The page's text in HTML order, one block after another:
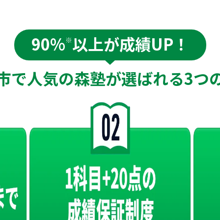
90%※以上が成績UP！
で人気の森塾が選ばれる3つ